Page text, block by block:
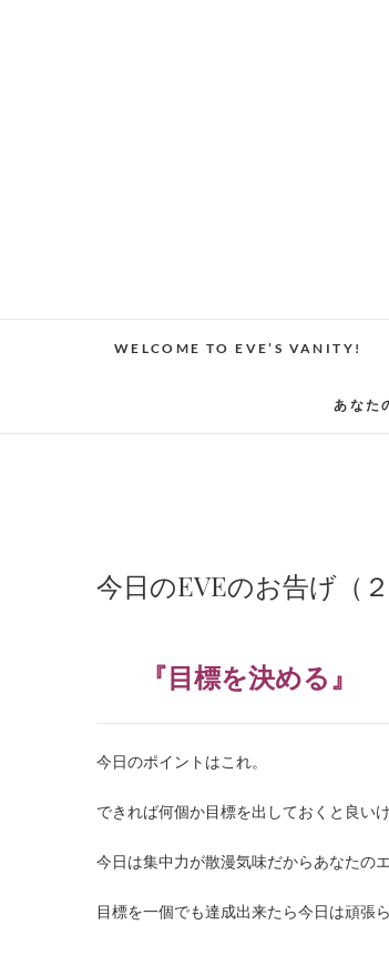
WELCOME TO EVE’S VANITY!
あなた
今日のEVEのお告げ（
『目標を決める』
今日のポイントはこれ。
できれば何個か目標を出しておくと良い
今日は集中力が散漫気味だからあなたの
目標を一個でも達成出来たら今日は頑